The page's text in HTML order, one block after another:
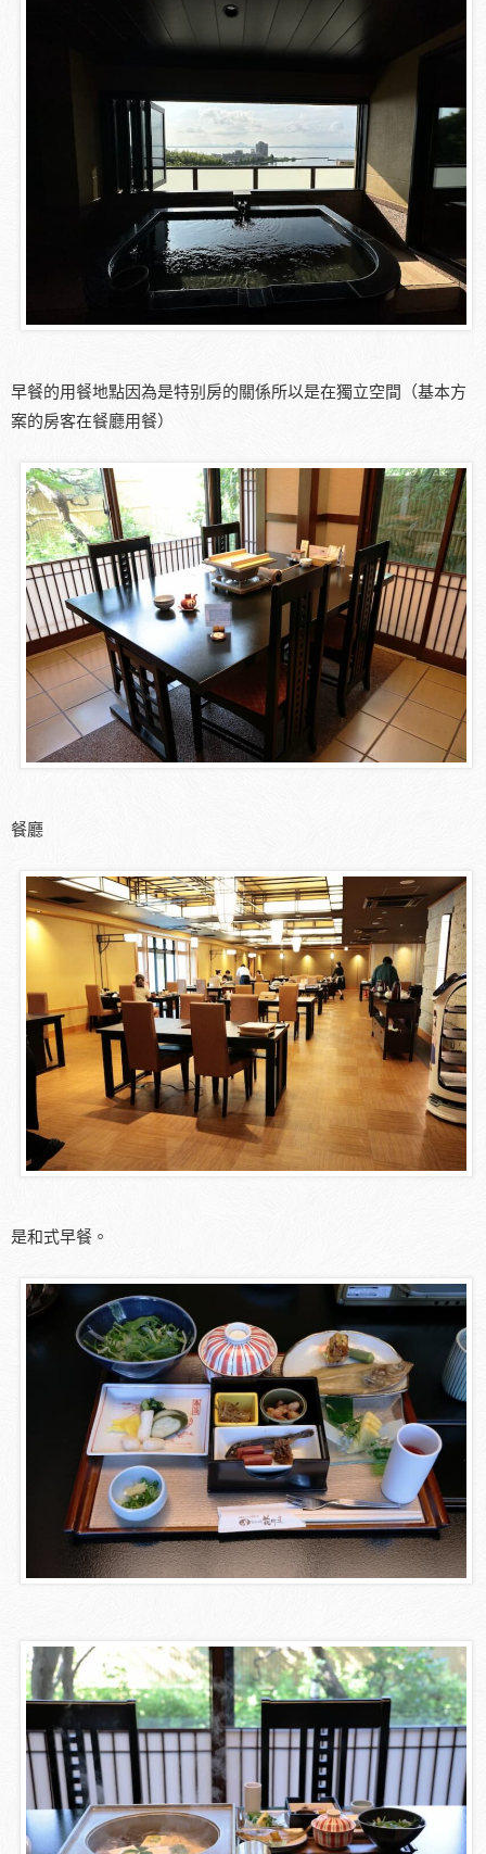
早餐的用餐地點因為是特别房的關係所以是在獨立空間（基本方
案的房客在餐廳用餐）
餐廳
是和式早餐。